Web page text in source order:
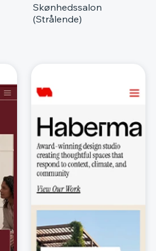
Skønhedssalon
(Strålende)